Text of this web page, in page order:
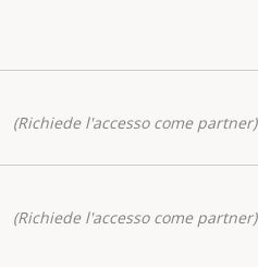
(Richiede l'accesso come partner)
(Richiede l'accesso come partner)